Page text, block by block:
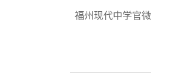
福州现代中学官微